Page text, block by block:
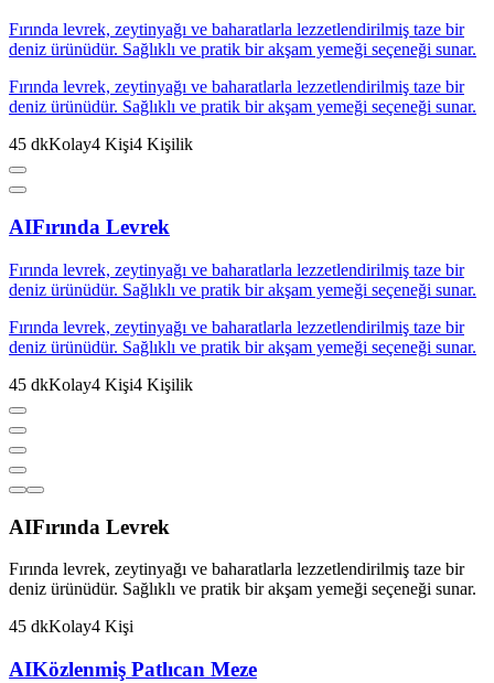
Fırında levrek, zeytinyağı ve baharatlarla lezzetlendirilmiş taze bir
deniz ürünüdür. Sağlıklı ve pratik bir akşam yemeği seçeneği sunar.
Fırında levrek, zeytinyağı ve baharatlarla lezzetlendirilmiş taze bir
deniz ürünüdür. Sağlıklı ve pratik bir akşam yemeği seçeneği sunar.
45 dkKolay4 Kişi4 Kişilik
AIFırında Levrek
Fırında levrek, zeytinyağı ve baharatlarla lezzetlendirilmiş taze bir
deniz ürünüdür. Sağlıklı ve pratik bir akşam yemeği seçeneği sunar.
Fırında levrek, zeytinyağı ve baharatlarla lezzetlendirilmiş taze bir
deniz ürünüdür. Sağlıklı ve pratik bir akşam yemeği seçeneği sunar.
45 dkKolay4 Kişi4 Kişilik
AIFırında Levrek
Fırında levrek, zeytinyağı ve baharatlarla lezzetlendirilmiş taze bir
deniz ürünüdür. Sağlıklı ve pratik bir akşam yemeği seçeneği sunar.
45 dkKolay4 Kişi
AIKözlenmiş Patlıcan Meze